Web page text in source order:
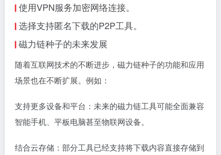
使用VPN服务加密网络连接。
选择支持匿名下载的P2P工具。
磁力链种子的未来发展
随着互联网技术的不断进步，磁力链种子的功能和应用
场景也在不断扩展。例如：
支持更多设备和平台：未来的磁力链工具可能全面兼容
智能手机、平板电脑甚至物联网设备。
结合云存储：部分工具已经支持将下载内容直接存储到